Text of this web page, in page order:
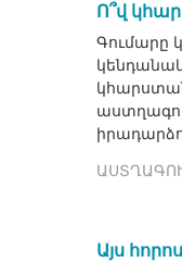
Ո՞վ
Գումարը
Այս